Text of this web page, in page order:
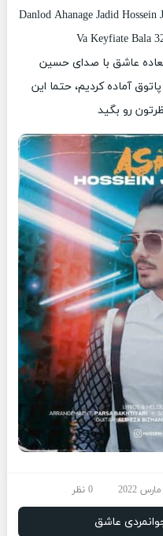
Danlod Ahanage Jadid Hossein
Va Keyfiate Bala
العاده عاشق با صدای حسین
آماده کردیم، حتما این
رو بگید
0 نظر
عاشق